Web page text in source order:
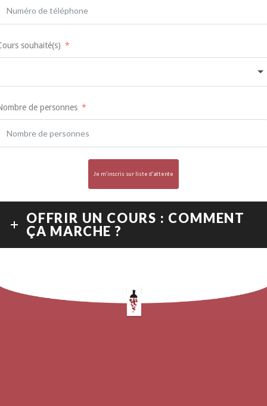
souhaité(s)
de personnes
Je m'inscris sur liste d'attente
OFFRIR UN COURS : COMMENT
ÇA MARCHE ?